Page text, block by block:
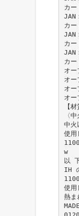
カー
JAN
カー
JAN
カー
JAN
カー
オー
オー
オー
オー
【
〈中
中火
使用
1100
w
以
IH
使用
熱ま